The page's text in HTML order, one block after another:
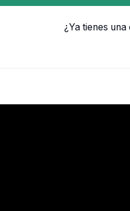
¿Ya tienes una